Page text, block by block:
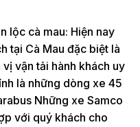
lộc cà mau: Hiện nay
tại Cà Mau đặc biệt là
vận tải hành khách uy
là những dòng xe 45
Những xe Samco
với quý khách cho